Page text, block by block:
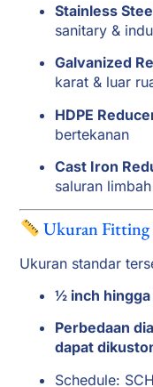
Stainless
sanitary &
Galvanized
karat & luar
HDPE
bertekanan
Cast Iron
saluran
Ukuran Fitting
Ukuran standar
½ inch
Perbedaan
dapat
Schedule: